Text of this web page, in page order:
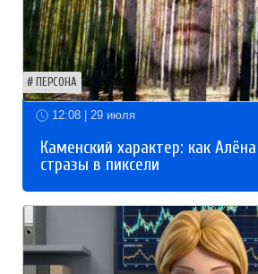
ПЕРСОНА
12:08 | 29 июля
Каменский характер: как
стразы в пиксели